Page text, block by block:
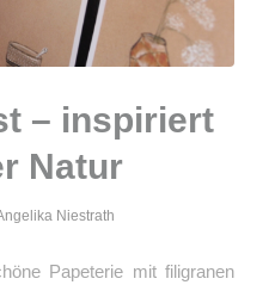
– inspiriert
Natur
Niestrath
Papeterie mit filigranen